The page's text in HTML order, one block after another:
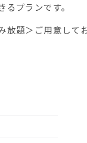
プランです。
題＞ご用意してお